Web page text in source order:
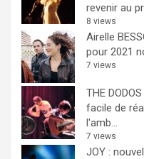
revenir au
8 views
Airelle
pour 2021
7 views
THE
facile de
l'amb...
7 views
JOY :